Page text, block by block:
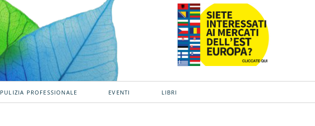
PULIZIA PROFESSIONALE EVENTI LIBRI